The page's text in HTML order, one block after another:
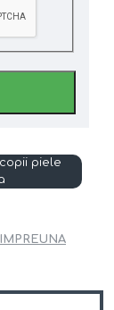
piele